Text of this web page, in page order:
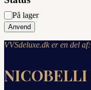
Status
På lager
Anvend
VVSdeluxe.dk er en del af:
NICOBELLI